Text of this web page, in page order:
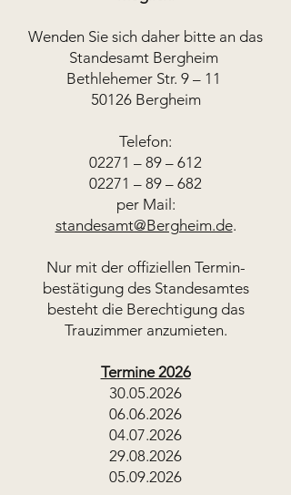
Wenden Sie sich daher bitte an das
Standesamt Bergheim
Bethlehemer Str. 9 – 11
50126 Bergheim
Telefon:
02271 – 89 – 612
02271 – 89 – 682
per Mail:
standesamt@Bergheim.de.
Nur mit der offiziellen Termin-
bestätigung des Standesamtes
besteht die Berechtigung das
Trauzimmer anzumieten.
Termine 2026
30.05.2026
06.06.2026
04.07.2026
29.08.2026
05.09.2026